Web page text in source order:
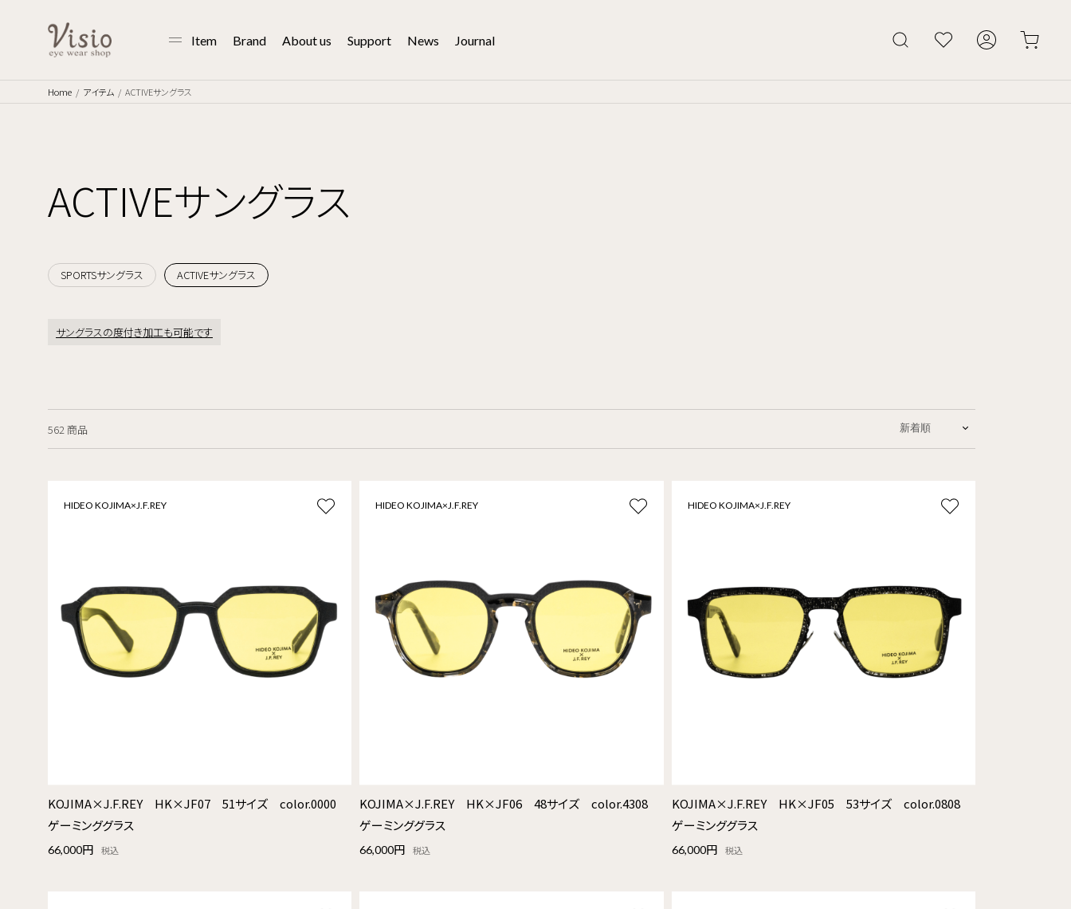
Item Brand About us Support News Journal
Home アイテム ACTIVEサングラス
ACTIVEサングラス
SPORTSサングラス ACTIVEサングラス
サングラスの度付き加工も可能です
562 商品
HIDEO KOJIMA×J.F.REY
KOJIMA×J.F.REY HK×JF07 51サイズ color.0000
ゲーミンググラス
66,000円 税込
HIDEO KOJIMA×J.F.REY
KOJIMA×J.F.REY HK×JF06 48サイズ color.4308
ゲーミンググラス
66,000円 税込
HIDEO KOJIMA×J.F.REY
KOJIMA×J.F.REY HK×JF05 53サイズ color.0808
ゲーミンググラス
66,000円 税込